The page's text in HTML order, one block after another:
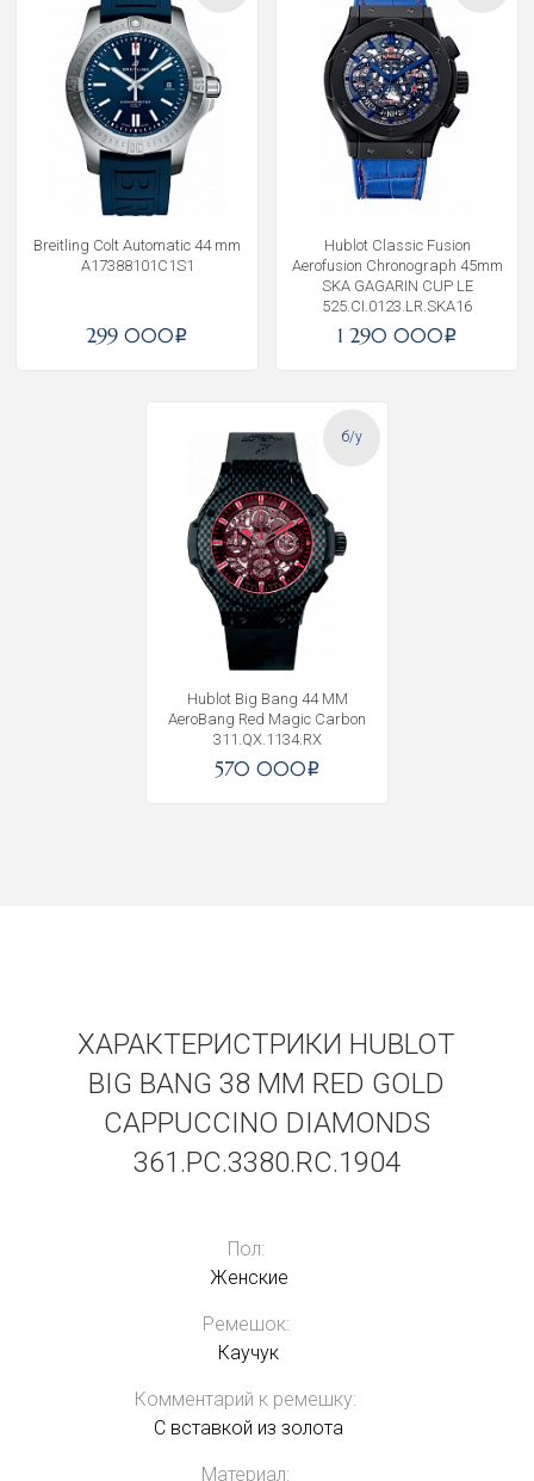
Breitling Colt Automatic 44 mm
A17388101C1S1
299 000i
Hublot Classic Fusion
Aerofusion Chronograph 45mm
SKA GAGARIN CUP LE
525.CI.0123.LR.SKA16
1 290 000i
б/у
Hublot Big Bang 44 MM
AeroBang Red Magic Carbon
311.QX.1134.RX
570 000i
ХАРАКТЕРИСТРИКИ HUBLOT
BIG BANG 38 MM RED GOLD
CAPPUCCINO DIAMONDS
361.PC.3380.RC.1904
Пол:
Женские
Ремешок:
Каучук
Комментарий к ремешку:
С вставкой из золота
Материал:
Получать на почту